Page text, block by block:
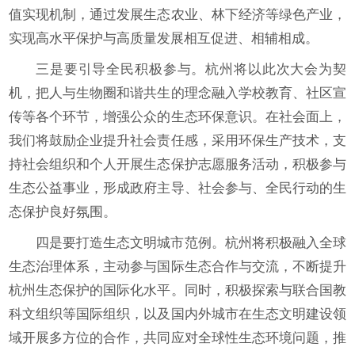
值实现机制，通过发展生态农业、林下经济等绿色产业，
实现高水平保护与高质量发展相互促进、相辅相成。
三是要引导全民积极参与。杭州将以此次大会为契
机，把人与生物圈和谐共生的理念融入学校教育、社区宣
传等各个环节，增强公众的生态环保意识。在社会面上，
我们将鼓励企业提升社会责任感，采用环保生产技术，支
持社会组织和个人开展生态保护志愿服务活动，积极参与
生态公益事业，形成政府主导、社会参与、全民行动的生
态保护良好氛围。
四是要打造生态文明城市范例。杭州将积极融入全球
生态治理体系，主动参与国际生态合作与交流，不断提升
杭州生态保护的国际化水平。同时，积极探索与联合国教
科文组织等国际组织，以及国内外城市在生态文明建设领
域开展多方位的合作，共同应对全球性生态环境问题，推